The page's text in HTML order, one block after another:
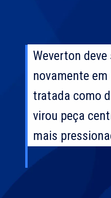
Weverton
novamente
tratada como
virou peça
mais
Weverton
novamente
tratada como
virou peça
mais